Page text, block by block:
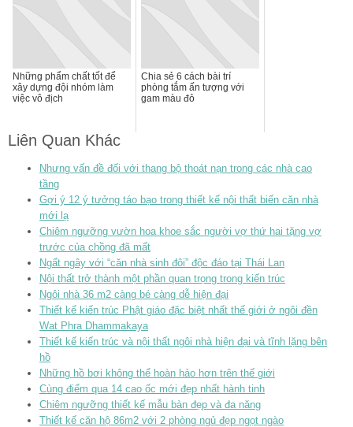
Những phẩm chất tốt để
xây dựng đội nhóm làm
việc vô địch
Chia sẻ 6 cách bài trí
phòng tắm ấn tượng với
gam màu đỏ
Liên Quan Khác
Nhưng vấn đề đối với thang bộ thoát nạn trong các nhà cao
tầng
Gợi ý 12 ý tưởng táo bạo trong thiết kế nội thất biến căn nhà
mới lạ
Chiêm ngưỡng vườn hoa khoe sắc người vợ thứ hai tặng vợ
trước của chồng đã mất
Ngất ngây với “căn nhà sinh đôi” độc đáo tại Thái Lan
Nội thất trở thành một phần quan trọng trong kiến trúc
Ngôi nhà 36 m2 càng bé càng dễ hiện đại
Thiết kế kiến trúc Phật giáo đặc biệt nhất thế giới ở ngôi đền
Wat Phra Dhammakaya
Thiết kế kiến trúc và nội thất ngôi nhà hiện đại và tĩnh lặng bên
hồ
Những hồ bơi không thể hoàn hảo hơn trên thế giới
Cùng điểm qua 14 cao ốc mới đẹp nhất hành tinh
Chiêm ngưỡng thiết kế mẫu bàn đẹp và đa năng
Thiết kế căn hộ 86m2 với 2 phòng ngủ đẹp ngọt ngào